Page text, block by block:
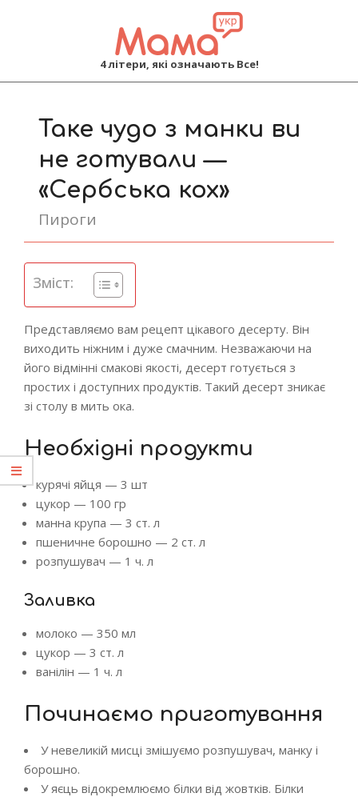
4 літери, які означають Все!
Таке чудо з манки ви
не готували —
«Сербська кох»
Пироги
Зміст:
Представляємо вам рецепт цікавого десерту. Він
виходить ніжним і дуже смачним. Незважаючи на
його відмінні смакові якості, десерт готується з
простих і доступних продуктів. Такий десерт зникає
зі столу в мить ока.
Необхідні продукти
курячі яйця — 3 шт
цукор — 100 гр
манна крупа — 3 ст. л
пшеничне борошно — 2 ст. л
розпушувач — 1 ч. л
Заливка
молоко — 350 мл
цукор — 3 ст. л
ванілін — 1 ч. л
Починаємо приготування
У невеликій мисці змішуємо розпушувач, манку і
борошно.
У яєць відокремлюємо білки від жовтків. Білки